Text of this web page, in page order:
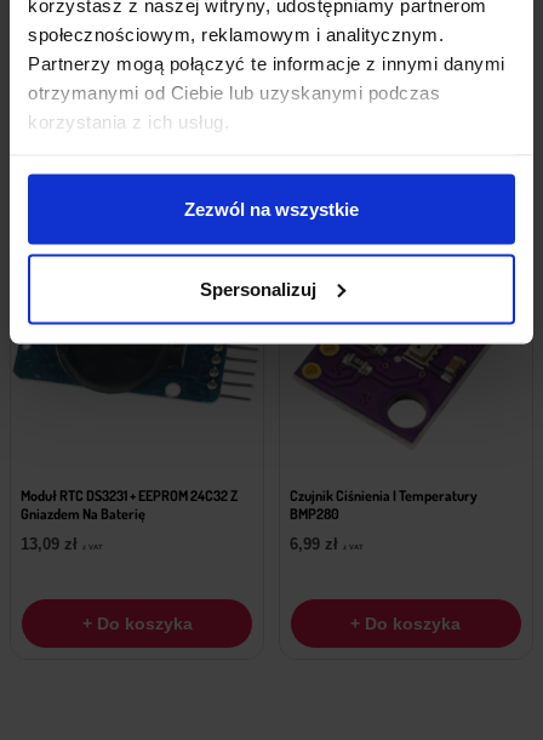
korzystasz z naszej witryny, udostępniamy partnerom
społecznościowym, reklamowym i analitycznym.
Partnerzy mogą połączyć te informacje z innymi danymi
otrzymanymi od Ciebie lub uzyskanymi podczas
korzystania z ich usług.
Zezwól na wszystkie
Spersonalizuj
Czujnik Ciśnienia Temperatury I
Wilgotności BME280 3,3V
20,79zł z VAT
Sterownik Silników Dwukanałowy
L298N
14,09zł z VAT
Moduł RTC DS3231 + EEPROM 24C32 Z
Gniazdem Na Baterię
13,09 zł z VAT
+ Do koszyka
Czujnik Ciśnienia I Temperatury
BMP280
6,99 zł z VAT
+ Do koszyka